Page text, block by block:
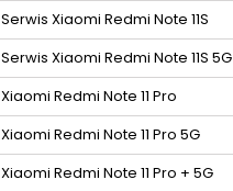
Serwis Xiaomi Redmi Note 11S
Serwis Xiaomi Redmi Note 11S 5G
Xiaomi Redmi Note 11 Pro
Xiaomi Redmi Note 11 Pro 5G
Xiaomi Redmi Note 11 Pro + 5G